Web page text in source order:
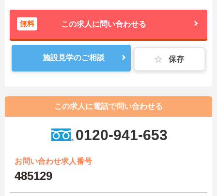
無料 この求人に問い合わせる
施設見学のご相談 保存
この求人に電話で問い合わせる
0120-941-653
お問い合わせ求人番号
485129